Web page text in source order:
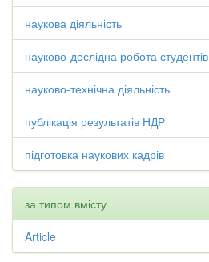
наукова діяльність
науково-дослідна робота студентів
науково-технічна діяльність
публікація результатів НДР
підготовка наукових кадрів
за типом вмісту
Article